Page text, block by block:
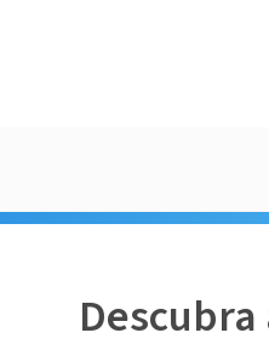
Descubra